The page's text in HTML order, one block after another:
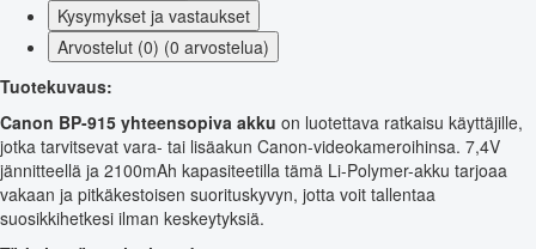
Kysymykset ja vastaukset
Arvostelut (0) (0 arvostelua)
Tuotekuvaus:
Canon BP-915 yhteensopiva akku on luotettava ratkaisu käyttäjille,
jotka tarvitsevat vara- tai lisäakun Canon-videokameroihinsa. 7,4V
jännitteellä ja 2100mAh kapasiteetilla tämä Li-Polymer-akku tarjoaa
vakaan ja pitkäkestoisen suorituskyvyn, jotta voit tallentaa
suosikkihetkesi ilman keskeytyksiä.